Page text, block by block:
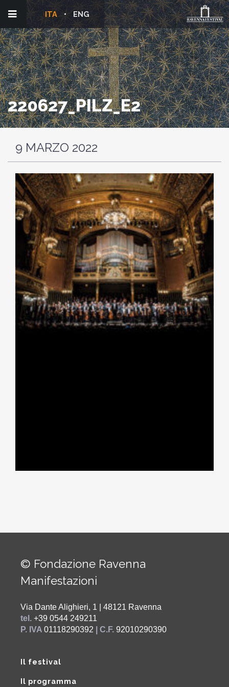
ENG
ITA
220627_PILZ_E2
9 MARZO 2022
© Fondazione Ravenna
Manifestazioni
Via Dante Alighieri, 1 | 48121 Ravenna
tel. +39 0544 249211
P. IVA 01118290392 | C.F. 92010290390
Il festival
Il programma